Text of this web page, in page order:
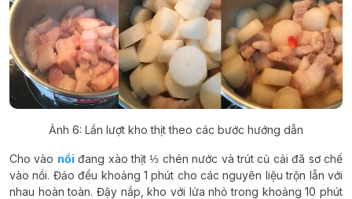
Ảnh 6: Lần lượt kho thịt theo các bước hướng dẫn
Cho vào nồi đang xào thịt ⅓ chén nước và trút củ cải đã sơ chế
vào nồi. Đảo đều khoảng 1 phút cho các nguyên liệu trộn lẫn với
nhau hoàn toàn. Đậy nắp, kho với lửa nhỏ trong khoảng 10 phút